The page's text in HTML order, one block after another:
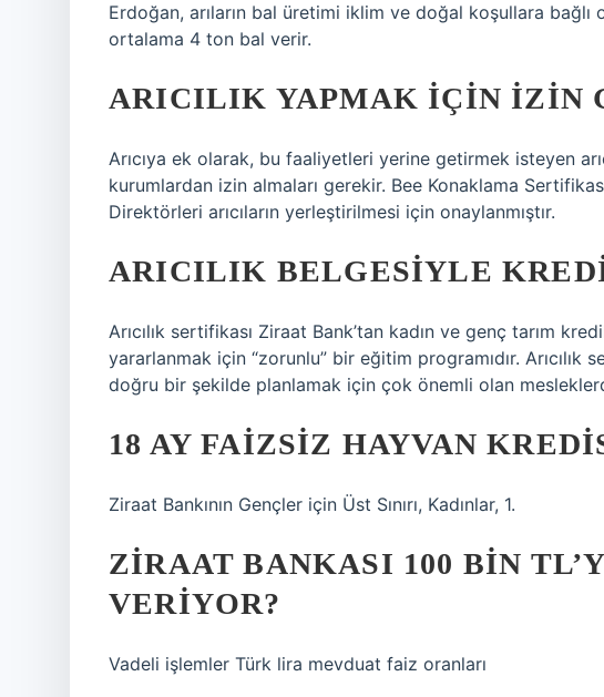
Erdoğan, arıların bal üretimi iklim ve doğal koşullara bağlı
ortalama 4 ton bal verir.
ARICILIK YAPMAK IÇIN IZIN
Arıcıya ek olarak, bu faaliyetleri yerine getirmek isteyen
kurumlardan izin almaları gerekir. Bee Konaklama
Direktörleri arıcıların yerleştirilmesi için onaylanmıştır.
ARICILIK BELGESIYLE
Arıcılık sertifikası Ziraat Bank’tan kadın ve genç tarım
yararlanmak için “zorunlu” bir eğitim programıdır. Arıcılık
doğru bir şekilde planlamak için çok önemli olan
18 AY FAIZSIZ HAYVAN
Ziraat Bankının Gençler için Üst Sınırı, Kadınlar, 1.
ZIRAAT BANKASI 100 BIN
VERIYOR?
Vadeli işlemler Türk lira mevduat faiz oranları